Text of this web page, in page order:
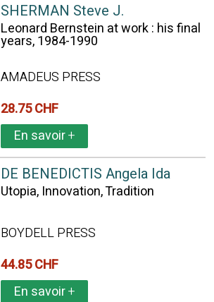
SHERMAN Steve J.
Leonard Bernstein at work : his final
years, 1984-1990
AMADEUS PRESS
28.75 CHF
En savoir+
DE BENEDICTIS Angela Ida
Utopia, Innovation, Tradition
BOYDELL PRESS
44.85 CHF
En savoir+